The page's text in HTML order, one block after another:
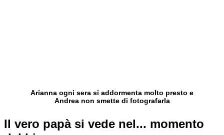
Arianna ogni sera si addormenta molto presto e
Andrea non smette di fotografarla
Il vero papà si vede nel... momento